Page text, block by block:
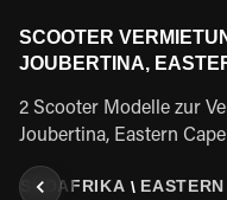
SCOOTER
JOUBERTINA,
2 Scooter Modelle zur
Joubertina, Eastern Cape
SÜDAFRIKA \